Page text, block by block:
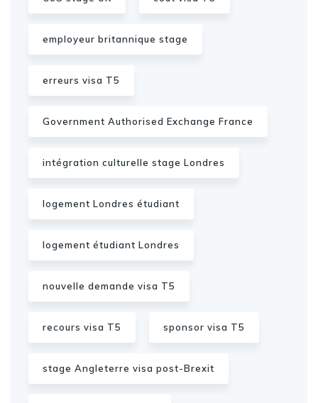
employeur britannique stage
erreurs visa T5
Government Authorised Exchange France
intégration culturelle stage Londres
logement Londres étudiant
logement étudiant Londres
nouvelle demande visa T5
recours visa T5 sponsor visa T5
stage Angleterre visa post-Brexit